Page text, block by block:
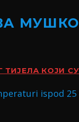
ТИЈЕЛА КОЈИ